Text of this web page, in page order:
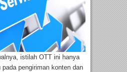
istilah OTT ini hanya
pengiriman konten dan